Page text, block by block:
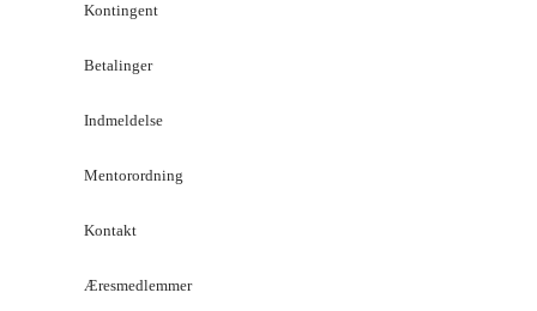
Kontingent
Betalinger
Indmeldelse
Mentorordning
Kontakt
Æresmedlemmer